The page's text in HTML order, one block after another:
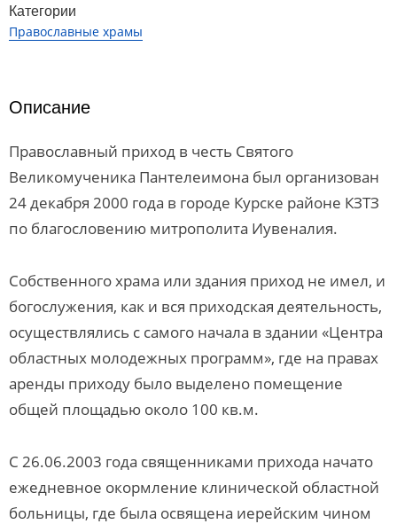
Категории
Православные храмы
Описание
Православный приход в честь Святого
Великомученика Пантелеимона был организован
24 декабря 2000 года в городе Курске районе КЗТЗ
по благословению митрополита Иувеналия.
Собственного храма или здания приход не имел, и
богослужения, как и вся приходская деятельность,
осуществлялись с самого начала в здании «Центра
областных молодежных программ», где на правах
аренды приходу было выделено помещение
общей площадью около 100 кв.м.
С 26.06.2003 года священниками прихода начато
ежедневное окормление клинической областной
больницы, где была освящена иерейским чином